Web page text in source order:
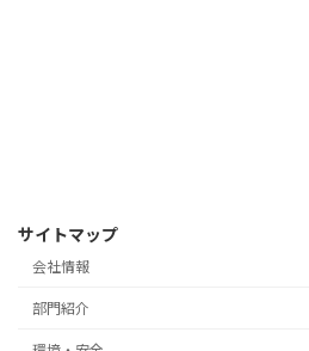
サイトマップ
会社情報
部門紹介